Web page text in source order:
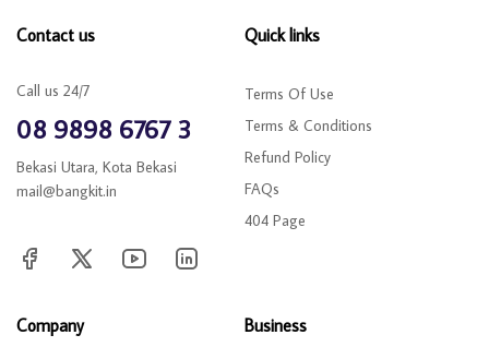
Contact us
Call us 24/7
08 9898 6767 3
Bekasi Utara, Kota Bekasi
mail@bangkit.in
Quick links
Terms Of Use
Terms & Conditions
Refund Policy
FAQs
404 Page
Company Business